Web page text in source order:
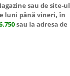
sau de site-ul
luni până vineri, în
sau la adresa de